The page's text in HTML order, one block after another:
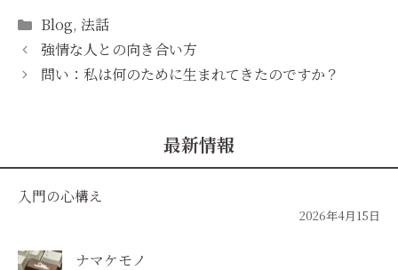
Categories
Blog, 法話
強情な人との向き合い方
問い：私は何のために生まれてきたのですか？
最新情報
入門の心構え
2026年4月15日
ナマケモノ